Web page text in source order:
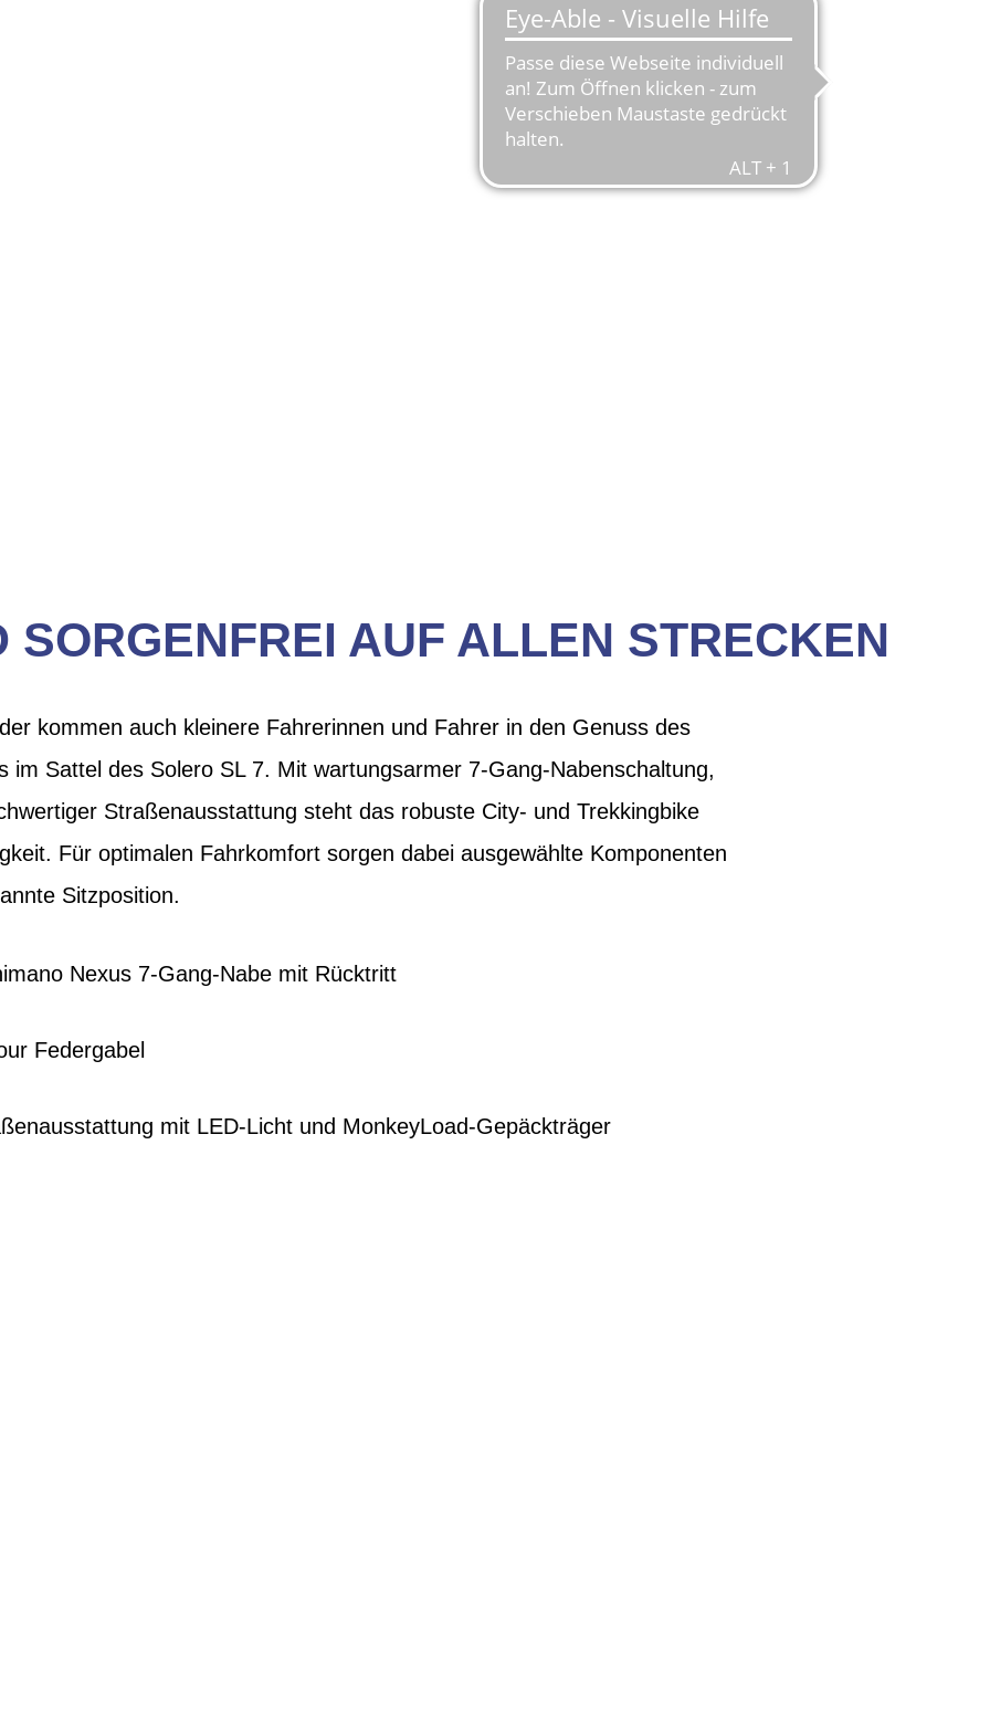
SORGENFREI AUF ALLEN STRECKEN
kommen auch kleinere Fahrerinnen und Fahrer in den Genuss des
im Sattel des Solero SL 7. Mit wartungsarmer 7-Gang-Nabenschaltung,
Straßenausstattung steht das robuste City- und Trekkingbike
Für optimalen Fahrkomfort sorgen dabei ausgewählte Komponenten
Sitzposition.
Nexus 7-Gang-Nabe mit Rücktritt
Federgabel
mit LED-Licht und MonkeyLoad-Gepäckträger